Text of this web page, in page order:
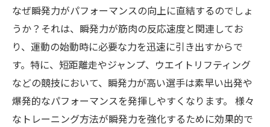
なぜ瞬発力がパフォーマンスの向上に直結するのでしょ
うか？それは、瞬発力が筋肉の反応速度と関連してお
り、運動の始動時に必要な力を迅速に引き出すからで
す。特に、短距離走やジャンプ、ウエイトリフティング
などの競技において、瞬発力が高い選手は素早い出発や
爆発的なパフォーマンスを発揮しやすくなります。 様々
なトレーニング方法が瞬発力を強化するために効果的で